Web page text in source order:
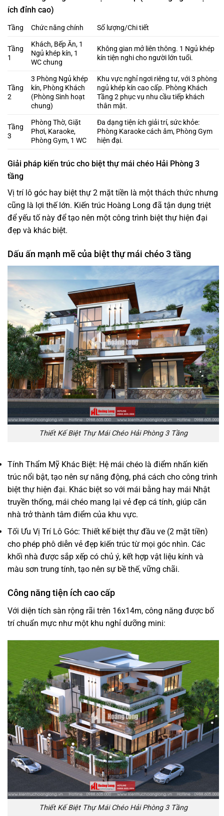
ích đỉnh cao)
Tầng Chức năng chính Số lượng/Chi tiết
Tầng
1
Khách, Bếp Ăn, 1
Ngủ khép kín, 1
WC chung
Không gian mở liên thông. 1 Ngủ khép
kín tiện nghi cho người lớn tuổi.
Tầng
2
3 Phòng Ngủ khép
kín, Phòng Khách
(Phòng Sinh hoạt
chung)
Khu vực nghỉ ngơi riêng tư, với 3 phòng
ngủ khép kín cao cấp. Phòng Khách
Tầng 2 phục vụ nhu cầu tiếp khách
thân mật.
Tầng
3
Phòng Thờ, Giặt
Phơi, Karaoke,
Phòng Gym, 1 WC
Đa dạng tiện ích giải trí, sức khỏe:
Phòng Karaoke cách âm, Phòng Gym
hiện đại.
Giải pháp kiến trúc cho biệt thự mái chéo Hải Phòng 3
tầng
Vị trí lô góc hay biệt thự 2 mặt tiền là một thách thức nhưng
cũng là lợi thế lớn. Kiến trúc Hoàng Long đã tận dụng triệt
để yếu tố này để tạo nên một công trình biệt thự hiện đại
đẹp và khác biệt.
Dấu ấn mạnh mẽ của biệt thự mái chéo 3 tầng
Thiết Kế Biệt Thự Mái Chéo Hải Phòng 3 Tầng
Tính Thẩm Mỹ Khác Biệt: Hệ mái chéo là điểm nhấn kiến
trúc nổi bật, tạo nên sự năng động, phá cách cho công trình
biệt thự hiện đại. Khác biệt so với mái bằng hay mái Nhật
truyền thống, mái chéo mang lại vẻ đẹp cá tính, giúp căn
nhà trở thành tâm điểm của khu vực.
Tối Ưu Vị Trí Lô Góc: Thiết kế biệt thự đầu ve (2 mặt tiền)
cho phép phô diễn vẻ đẹp kiến trúc từ mọi góc nhìn. Các
khối nhà được sắp xếp có chủ ý, kết hợp vật liệu kính và
màu sơn trung tính, tạo nên sự bề thế, vững chãi.
Công năng tiện ích cao cấp
Với diện tích sàn rộng rãi trên 16x14m, công năng được bố
trí chuẩn mực như một khu nghỉ dưỡng mini:
Thiết Kế Biệt Thự Mái Chéo Hải Phòng 3 Tầng